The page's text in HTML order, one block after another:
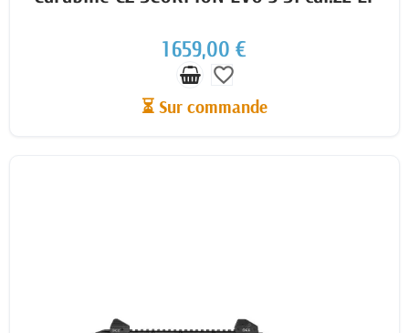
1 659,00 €
favorite_border
⏳ Sur commande